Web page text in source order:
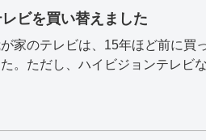
レビを買い替えました
家のテレビは、15年ほど前に買
た。ただし、ハイビジョンテレビ